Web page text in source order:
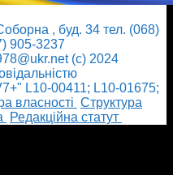
, буд. 34 тел. (068)
905-3237
(с) 2024
L10-00411; L10-01675;
власності Cтруктура
Редакційна статут